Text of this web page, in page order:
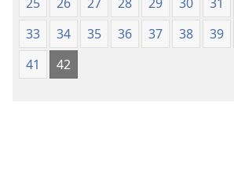
33
34 35 36 37 38 39
41
42